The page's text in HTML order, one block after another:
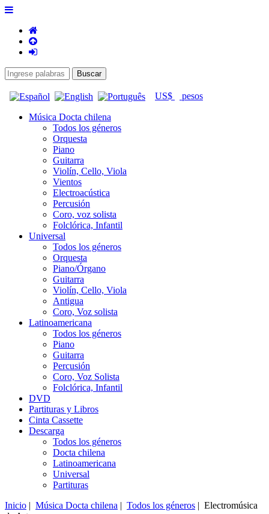
US$ pesos
Música Docta chilena
Todos los géneros
Orquesta
Piano
Guitarra
Violín, Cello, Viola
Vientos
Electroacústica
Percusión
Coro, voz solista
Folclórica, Infantil
Universal
Todos los géneros
Orquesta
Piano/Órgano
Guitarra
Violín, Cello, Viola
Antigua
Coro, Voz solista
Latinoamericana
Todos los géneros
Piano
Guitarra
Percusión
Coro, Voz Solista
Folclórica, Infantil
DVD
Partituras y Libros
Cinta Cassette
Descarga
Todos los géneros
Docta chilena
Latinoamericana
Universal
Partituras
Inicio | Música Docta chilena | Todos los géneros | Electromúsica